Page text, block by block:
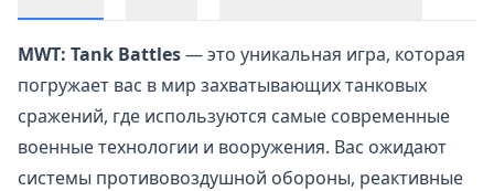
MWT: Tank Battles— это уникальная игра, которая
погружает вас в мир захватывающихтанковых
сражений, где используются самые современные
военные технологии и вооружения. Вас ожидают
системы противовоздушной обороны, реактивные